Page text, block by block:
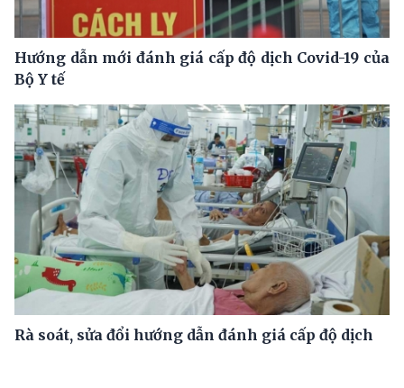
Hướng dẫn mới đánh giá cấp độ dịch Covid-19 của
Bộ Y tế
Rà soát, sửa đổi hướng dẫn đánh giá cấp độ dịch